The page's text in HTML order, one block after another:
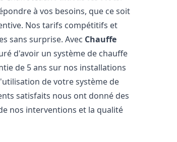
à vos besoins, que ce soit
Nos tarifs compétitifs et
sans surprise. Avec Chauffe
d'avoir un système de chauffe
de 5 ans sur nos installations
de votre système de
satisfaits nous ont donné des
nos interventions et la qualité